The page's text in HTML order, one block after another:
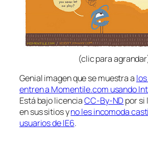
(clic para
Genial imagen que se muestra a
entren a Momentile.com usando
Está bajo licenciaCC-By-ND por si
en sus sitios yno les incomoda
usuarios de IE6.